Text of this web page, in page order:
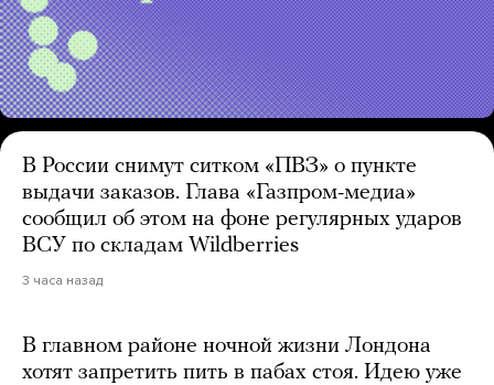
В России снимут ситком «ПВЗ» о пункте
выдачи заказов. Глава «Газпром-медиа»
сообщил об этом на фоне регулярных ударов
ВСУ по складам Wildberries
3 часа назад
В главном районе ночной жизни Лондона
хотят запретить пить в пабах стоя. Идею уже